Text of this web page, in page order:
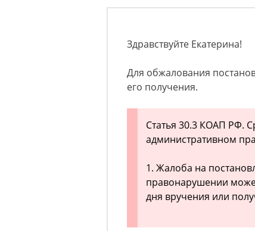
Здравствуйте Екатерина!
Для обжалования
его получения.
Статья 30.3 КОАП РФ.
административном
1. Жалоба на
правонарушении
дня вручения или